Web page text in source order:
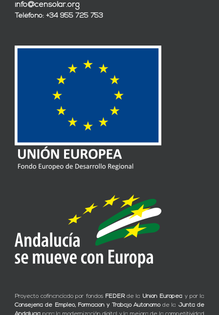
info@censolar.org
Teléfono: +34 955 725 753
Proyecto cofinanciado por fondos FEDERde la Unión Europea y por la
Consejería de Empleo, Formación y Trabajo Autónomode la Junta de